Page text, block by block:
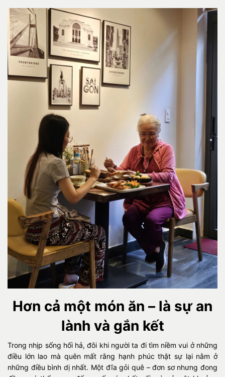
Hơn cả một món ăn – là sự an
lành và gắn kết
Trong nhịp sống hối hả, đôi khi người ta đi tìm niềm vui ở những
điều lớn lao mà quên mất rằng hạnh phúc thật sự lại nằm ở
những điều bình dị nhất. Một đĩa gỏi quê – đơn sơ nhưng đong